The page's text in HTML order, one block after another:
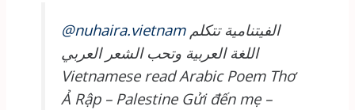
@nuhaira.vietnamالفيتنامية تتكلم
اللغة العربية وتحب الشعر العربي
Vietnamese read Arabic Poem Thơ
Ả Rập – Palestine Gửi đến mẹ –